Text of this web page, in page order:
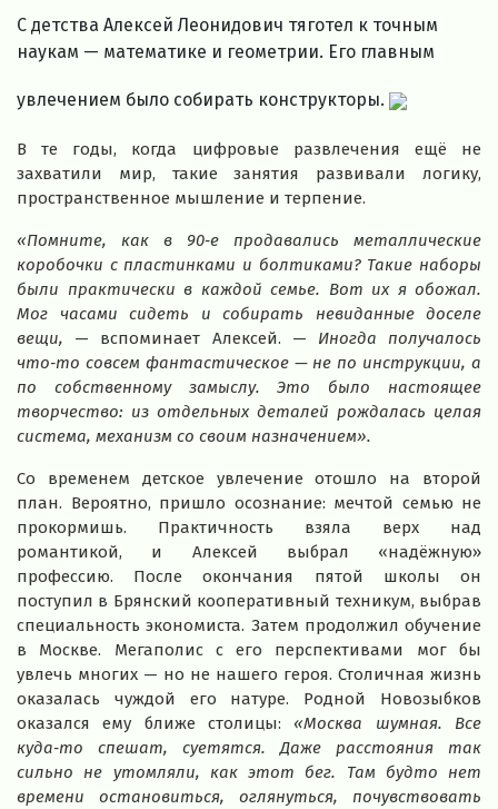
С детства Алексей Леонидович тяготел к точным
наукам — математике и геометрии. Его главным
увлечением было собирать конструкторы.
В те годы, когда цифровые развлечения ещё не
захватили мир, такие занятия развивали логику,
пространственное мышление и терпение.
«Помните, как в 90‑е продавались металлические
коробочки с пластинками и болтиками? Такие наборы
были практически в каждой семье. Вот их я обожал.
Мог часами сидеть и собирать невиданные доселе
вещи, — вспоминает Алексей. — Иногда получалось
что‑то совсем фантастическое — не по инструкции, а
по собственному замыслу. Это было настоящее
творчество: из отдельных деталей рождалась целая
система, механизм со своим назначением».
Со временем детское увлечение отошло на второй
план. Вероятно, пришло осознание: мечтой семью не
прокормишь. Практичность взяла верх над
романтикой, и Алексей выбрал «надёжную»
профессию. После окончания пятой школы он
поступил в Брянский кооперативный техникум, выбрав
специальность экономиста. Затем продолжил обучение
в Москве. Мегаполис с его перспективами мог бы
увлечь многих — но не нашего героя. Столичная жизнь
оказалась чуждой его натуре. Родной Новозыбков
оказался ему ближе столицы: «Москва шумная. Все
куда‑то спешат, суетятся. Даже расстояния так
сильно не утомляли, как этот бег. Там будто нет
времени остановиться, оглянуться, почувствовать